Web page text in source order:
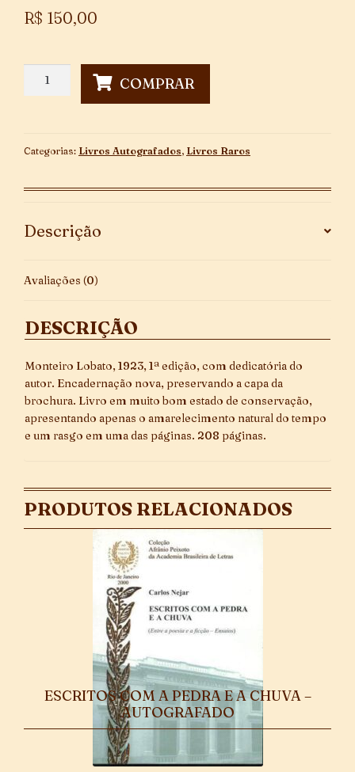
R$ 150,00
Autografado
COMPRAR
Categorias: Livros Autografados, Livros Raros
Descrição
Avaliações (0)
DESCRIÇÃO
Monteiro Lobato, 1923, 1ª edição, com dedicatória do
autor. Encadernação nova, preservando a capa da
brochura. Livro em muito bom estado de conservação,
apresentando apenas o amarelecimento natural do tempo
e um rasgo em uma das páginas. 208 páginas.
PRODUTOS RELACIONADOS
ESCRITOS COM A PEDRA E A CHUVA –
AUTOGRAFADO